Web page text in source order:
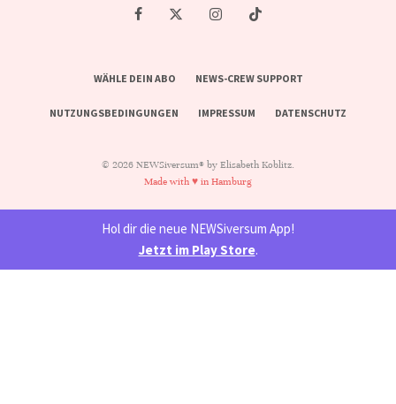
WÄHLE DEIN ABO NEWS-CREW SUPPORT
NUTZUNGSBEDINGUNGEN IMPRESSUM DATENSCHUTZ
© 2026 NEWSiversum® by Elisabeth Koblitz.
Made with ♥ in Hamburg
Hol dir die neue NEWSiversum App!
Jetzt im Play Store.